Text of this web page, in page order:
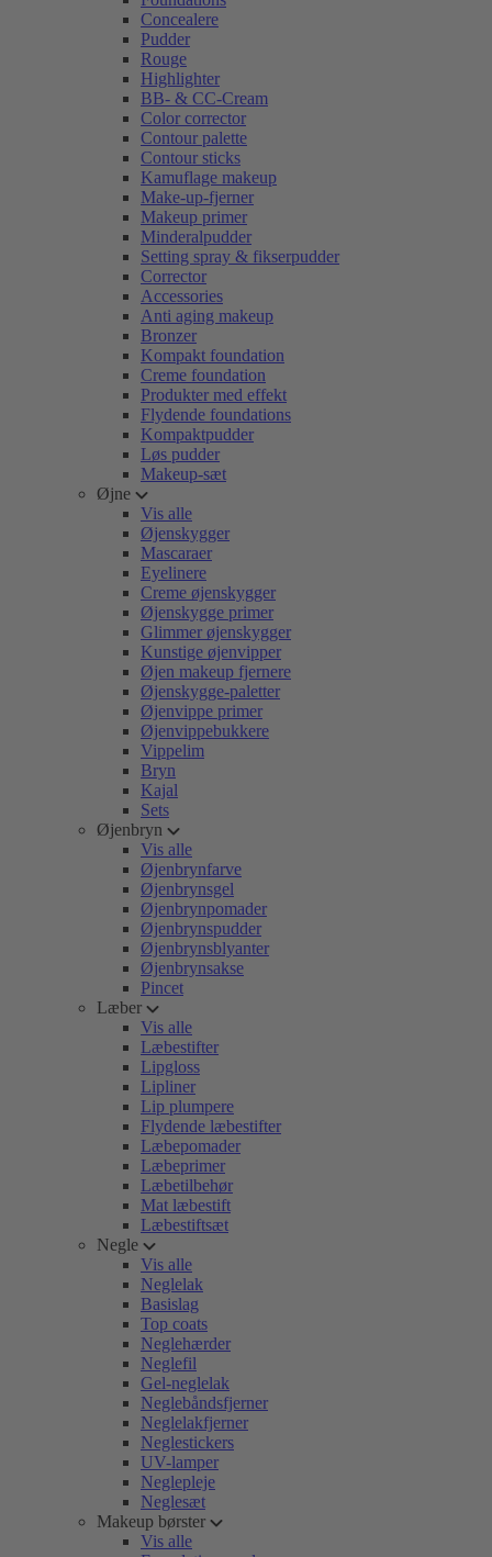
Concealere
Pudder
Rouge
Highlighter
BB- & CC-Cream
Color corrector
Contour palette
Contour sticks
Kamuflage makeup
Make-up-fjerner
Makeup primer
Minderalpudder
Setting spray & fikserpudder
Corrector
Accessories
Anti aging makeup
Bronzer
Kompakt foundation
Creme foundation
Produkter med effekt
Flydende foundations
Kompaktpudder
Løs pudder
Makeup-sæt
Øjne
Vis alle
Øjenskygger
Mascaraer
Eyelinere
Creme øjenskygger
Øjenskygge primer
Glimmer øjenskygger
Kunstige øjenvipper
Øjen makeup fjernere
Øjenskygge-paletter
Øjenvippe primer
Øjenvippebukkere
Vippelim
Bryn
Kajal
Sets
Øjenbryn
Vis alle
Øjenbrynfarve
Øjenbrynsgel
Øjenbrynpomader
Øjenbrynspudder
Øjenbrynsblyanter
Øjenbrynsakse
Pincet
Læber
Vis alle
Læbestifter
Lipgloss
Lipliner
Lip plumpere
Flydende læbestifter
Læbepomader
Læbeprimer
Læbetilbehør
Mat læbestift
Læbestiftsæt
Negle
Vis alle
Neglelak
Basislag
Top coats
Neglehærder
Neglefil
Gel-neglelak
Neglebåndsfjerner
Neglelakfjerner
Neglestickers
UV-lamper
Neglepleje
Neglesæt
Makeup børster
Vis alle